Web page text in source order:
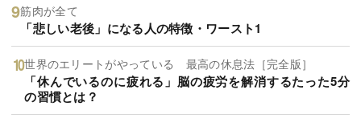
筋肉が全て
「悲しい老後」になる人の特徴・ワースト1
世界のエリートがやっている 最高の休息法［完全版］
「休んでいるのに疲れる」脳の疲労を解消するたった5分
の習慣とは？